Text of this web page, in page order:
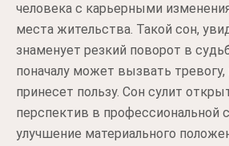
человека с карьерными
места жительства. Такой сон,
знаменует резкий поворот в
поначалу может вызвать тревогу,
принесет пользу. Сон сулит
перспектив в профессиональной
улучшение материального